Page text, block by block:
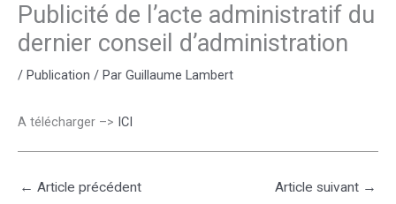
Publicité de l’acte administratif du
dernier conseil d’administration
/ Publication / Par Guillaume Lambert
A télécharger –> ICI
← Article précédent Article suivant →